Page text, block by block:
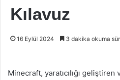
Kılavuz
16 Eylül 2024 3 dakika okuma
Minecraft, yaratıcılığı geliştiren